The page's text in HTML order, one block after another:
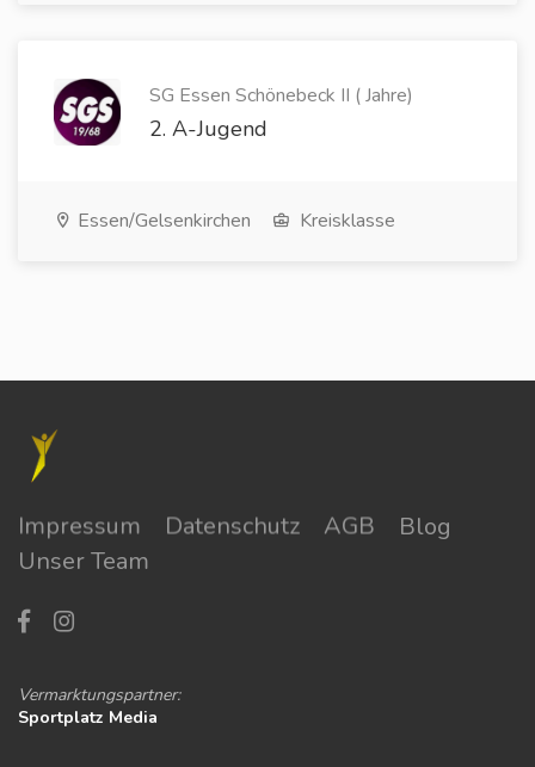
SG Essen Schönebeck II ( Jahre)
2. A-Jugend
Essen/Gelsenkirchen Kreisklasse
Impressum Datenschutz AGB
Blog
Unser Team
Vermarktungspartner:
Sportplatz Media